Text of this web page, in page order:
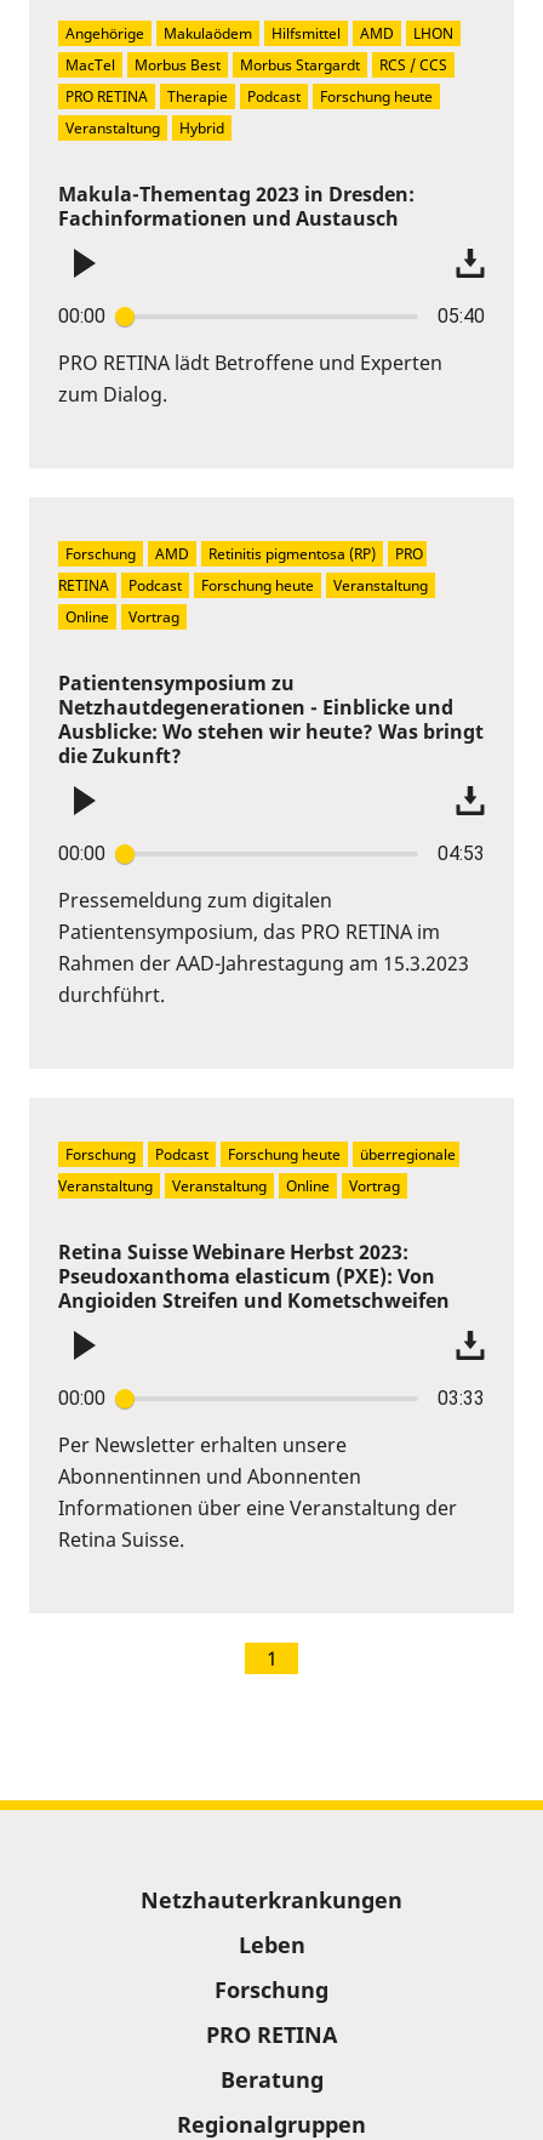
Makula-Thementag 2023 in Dresden:
Fachinformationen und Austausch
00:00 05:40
PRO RETINA lädt Betroffene und Experten
zum Dialog.
Angehörige Makulaödem Hilfsmittel AMD
LHON
MacTel
Morbus Best Morbus Stargardt
RCS / CCS
PRO RETINA
Therapie Podcast
Forschung heute
Veranstaltung
Hybrid
Patientensymposium zu
Netzhautdegenerationen - Einblicke und
Ausblicke: Wo stehen wir heute? Was bringt
die Zukunft?
00:00 04:53
Pressemeldung zum digitalen
Patientensymposium, das PRO RETINA im
Rahmen der AAD-Jahrestagung am 15.3.2023
durchführt.
Forschung AMD Retinitis pigmentosa (RP)
PRO
RETINA
Podcast Forschung heute
Veranstaltung
Online
Vortrag
Retina Suisse Webinare Herbst 2023:
Pseudoxanthoma elasticum (PXE): Von
Angioiden Streifen und Kometschweifen
00:00 03:33
Per Newsletter erhalten unsere
Abonnentinnen und Abonnenten
Informationen über eine Veranstaltung der
Retina Suisse.
Forschung Podcast Forschung heute
überregionale
Veranstaltung
Veranstaltung Online Vortrag
1
Netzhauterkrankungen
Leben
Forschung
PRO RETINA
Beratung
Regionalgruppen